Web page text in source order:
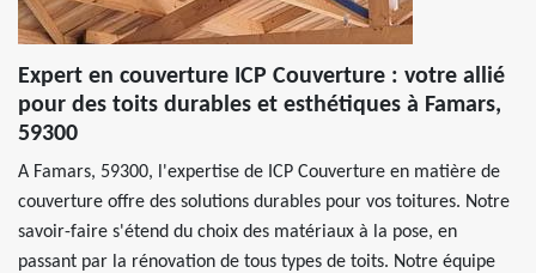
Expert en couverture ICP Couverture : votre allié
pour des toits durables et esthétiques à Famars,
59300
A Famars, 59300, l'expertise de ICP Couverture en matière de
couverture offre des solutions durables pour vos toitures. Notre
savoir-faire s'étend du choix des matériaux à la pose, en
passant par la rénovation de tous types de toits. Notre équipe